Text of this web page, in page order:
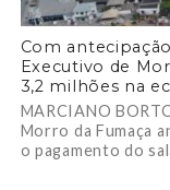
Com
Executivo de
3,2 milhões na
MARCIANO
Morro da Fumaça
o pagamento do